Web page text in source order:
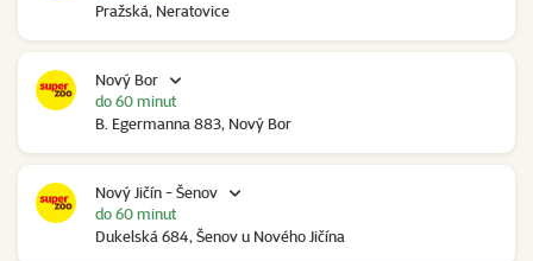
Pražská, Neratovice
Nový Bor
B. Egermanna 883, Nový Bor
do 60 minut
Nový Jičín - Šenov
Dukelská 684, Šenov u Nového Jičína
do 60 minut